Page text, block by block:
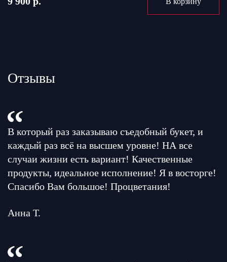
Отзывы
В который раз заказываю съедобный букет, и
каждый раз всё на высшем уровне! НА все
случаи жизни есть вариант! Качественные
продукты, идеальное исполнение! Я в восторге!
Спасибо Вам большое! Процветания!
Анна Т.